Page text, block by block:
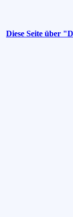
Diese Seite über